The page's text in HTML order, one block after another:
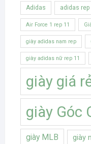
Adidas adidas rep
Air Force 1 rep 11
giày adidas nam rep
giày adidas nữ rep 11
giày giá
giày Góc
giày MLB giày